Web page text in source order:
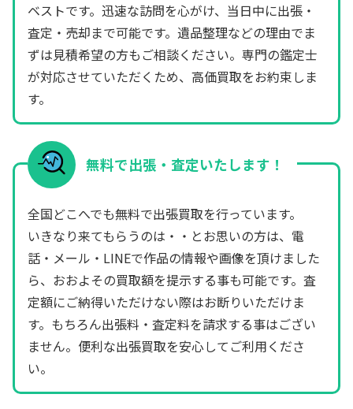
ベストです。迅速な訪問を心がけ、当日中に出張・
査定・売却まで可能です。遺品整理などの理由でま
ずは見積希望の方もご相談ください。専門の鑑定士
が対応させていただくため、高価買取をお約束しま
す。
無料で出張・査定いたします！
全国どこへでも無料で出張買取を行っています。
いきなり来てもらうのは・・とお思いの方は、電
話・メール・LINEで作品の情報や画像を頂けました
ら、おおよその買取額を提示する事も可能です。査
定額にご納得いただけない際はお断りいただけま
す。もちろん出張料・査定料を請求する事はござい
ません。便利な出張買取を安心してご利用くださ
い。